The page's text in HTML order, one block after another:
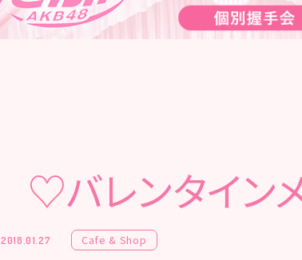
♡バレンタイン
2018.01.27 Cafe & Shop